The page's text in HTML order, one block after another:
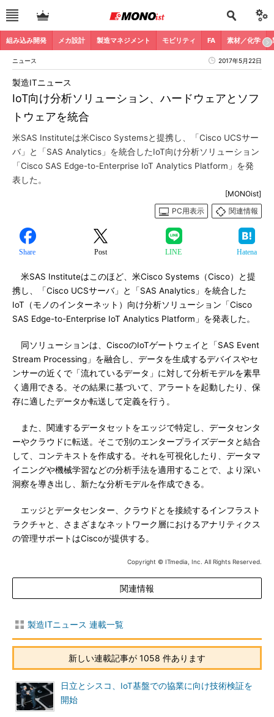
組み込み開発 メカ設計 製造マネジメント モビリティ FA 素材／化学
ニュース 2017年5月22日
IoT向け分析ソリューション、ハードウェアとソフ
トウェアを統合
製造ITニュース
米SAS Instituteは米Cisco Systemsと提携し、「Cisco UCSサー
バ」と「SAS Analytics」を統合したIoT向け分析ソリューション
「Cisco SAS Edge-to-Enterprise IoT Analytics Platform」を発
表した。
[MONOist]
PC用表示
関連情報
Share Post LINE Hatena
米SAS Instituteはこのほど、米Cisco Systems（Cisco）と提
携し、「Cisco UCSサーバ」と「SAS Analytics」を統合した
IoT（モノのインターネット）向け分析ソリューション「Cisco
SAS Edge-to-Enterprise IoT Analytics Platform」を発表した。
同ソリューションは、CiscoのIoTゲートウェイと「SAS Event
Stream Processing」を融合し、データを生成するデバイスやセ
ンサーの近くで「流れているデータ」に対して分析モデルを素早
く適用できる。その結果に基づいて、アラートを起動したり、保
存に適したデータか転送して定義を行う。
また、関連するデータセットをエッジで特定し、データセンタ
ーやクラウドに転送。そこで別のエンタープライズデータと結合
して、コンテキストを作成する。それを可視化したり、データマ
イニングや機械学習などの分析手法を適用することで、より深い
洞察を導き出し、新たな分析モデルを作成できる。
エッジとデータセンター、クラウドとを接続するインフラスト
ラクチャと、さまざまなネットワーク層におけるアナリティクス
の管理サポートはCiscoが提供する。
Copyright © ITmedia, Inc. All Rights Reserved.
関連情報
製造ITニュース 連載一覧
新しい連載記事が 1058 件あります
日立とシスコ、IoT基盤での協業に向け技術検証を
開始